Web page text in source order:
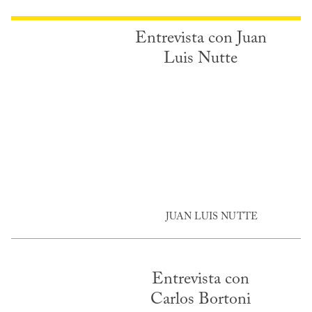
Entrevista con Juan
Luis Nutte
JUAN LUIS NUTTE
Entrevista con
Carlos Bortoni